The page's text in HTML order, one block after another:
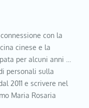
con la
cinese e la
per alcuni anni …
personali sulla
2011 e scrivere nel
Maria Rosaria